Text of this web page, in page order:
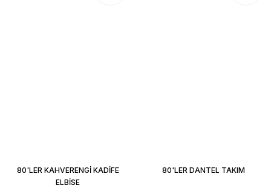
80'LER KAHVERENGİ KADİFE
ELBİSE
80'LER DANTEL TAKIM